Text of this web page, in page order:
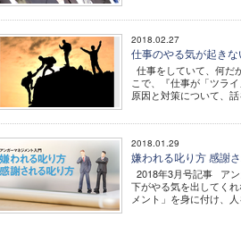
2018.02.27
仕事のやる気が起き
仕事をしていて、何
こで、『仕事が「ツラ
原因と対策について、
2018.01.29
嫌われる叱り方 感謝
2018年3月号記事 ア
下がやる気を出してく
メント」を身に付け、